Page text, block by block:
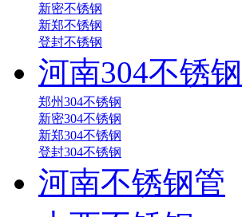
新密不锈钢
新郑不锈钢
登封不锈钢
河南304不锈钢
郑州304不锈钢
新密304不锈钢
新郑304不锈钢
登封304不锈钢
河南不锈钢管